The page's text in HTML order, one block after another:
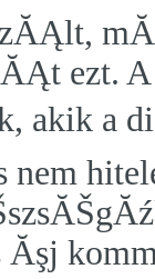
ezt.
akik a
nem
Ăşj